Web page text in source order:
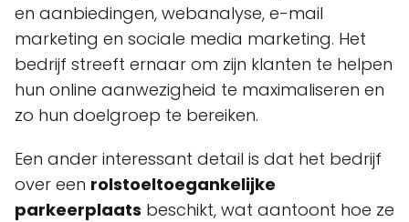
en aanbiedingen, webanalyse, e-mail
marketing en sociale media marketing. Het
bedrijf streeft ernaar om zijn klanten te helpen
hun online aanwezigheid te maximaliseren en
zo hun doelgroep te bereiken.
Een ander interessant detail is dat het bedrijf
over een rolstoeltoegankelijke
parkeerplaats beschikt, wat aantoont hoe ze